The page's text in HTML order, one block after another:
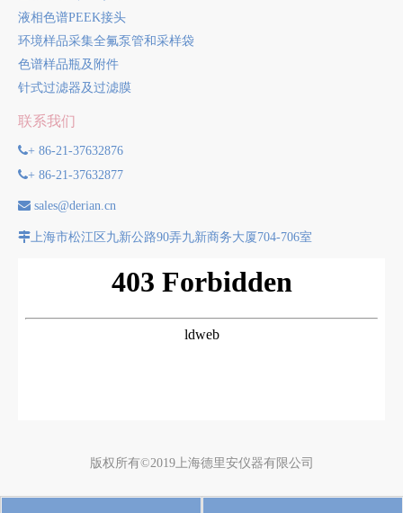
液相色谱PEEK接头
环境样品采集全氟泵管和采样袋
色谱样品瓶及附件
针式过滤器及过滤膜
联系我们
+ 86-21-37632876
+ 86-21-37632877
 sales@derian.cn
上海市松江区九新公路90弄九新商务大厦704-706室
版权所有©2019上海德里安仪器有限公司